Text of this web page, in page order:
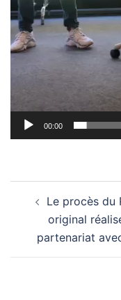
00:00
d’articleLe procès du
original
partenariat